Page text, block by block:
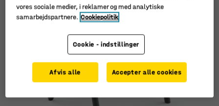
vores sociale medier, i reklamer og med analytiske
samarbejdspartnere. Cookiepolitik
Cookie - indstillinger
Afvis alle Accepter alle cookies